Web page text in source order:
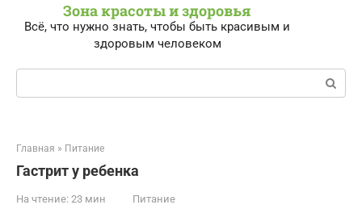
Зона красоты и здоровья
Всё, что нужно знать, чтобы быть красивым и
здоровым человеком
Поиск:
Главная » Питание
Гастрит у ребенка
На чтение: 23 мин Питание